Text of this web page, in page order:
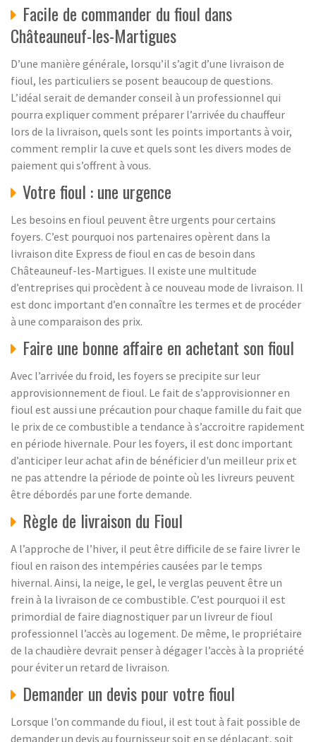
Facile de commander du fioul dans
Châteauneuf-les-Martigues
D’une manière générale, lorsqu’il s’agit d’une livraison de
fioul, les particuliers se posent beaucoup de questions.
L’idéal serait de demander conseil à un professionnel qui
pourra expliquer comment préparer l’arrivée du chauffeur
lors de la livraison, quels sont les points importants à voir,
comment remplir la cuve et quels sont les divers modes de
paiement qui s’offrent à vous.
Votre fioul : une urgence
Les besoins en fioul peuvent être urgents pour certains
foyers. C’est pourquoi nos partenaires opèrent dans la
livraison dite Express de fioul en cas de besoin dans
Châteauneuf-les-Martigues. Il existe une multitude
d’entreprises qui procèdent à ce nouveau mode de livraison. Il
est donc important d’en connaître les termes et de procéder
à une comparaison des prix.
Faire une bonne affaire en achetant son fioul
Avec l’arrivée du froid, les foyers se precipite sur leur
approvisionnement de fioul. Le fait de s’approvisionner en
fioul est aussi une précaution pour chaque famille du fait que
le prix de ce combustible a tendance à s’accroitre rapidement
en période hivernale. Pour les foyers, il est donc important
d’anticiper leur achat afin de bénéficier d'un meilleur prix et
ne pas attendre la période de pointe où les livreurs peuvent
être débordés par une forte demande.
Règle de livraison du Fioul
A l’approche de l’hiver, il peut être difficile de se faire livrer le
fioul en raison des intempéries causées par le temps
hivernal. Ainsi, la neige, le gel, le verglas peuvent être un
frein à la livraison de ce combustible. C’est pourquoi il est
primordial de faire diagnostiquer par un livreur de fioul
professionnel l’accès au logement. De même, le propriétaire
de la chaudière devrait penser à dégager l’accès à la propriété
pour éviter un retard de livraison.
Demander un devis pour votre fioul
Lorsque l’on commande du fioul, il est tout à fait possible de
demander un devis au fournisseur soit en se déplaçant, soit